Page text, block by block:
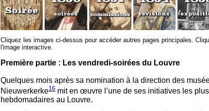
Cliquez les images ci-dessus pour accéder autres pages principales.
l'image interactive.
Première partie : Les vendredi-soirées du Louvre
Quelques mois après sa nomination à la direction des
Nieuwerkerke16 mit en œuvre l’une de ses initiatives les
hebdomadaires au Louvre.